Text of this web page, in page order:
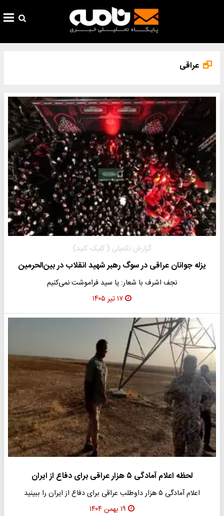
عراقی
گزارش تکمیلی ( کلیک کنید)
یزله جوانان عراقی در سوگ رهبر شهید انقلاب در بین‌الحرمین
نجف اشرف با شعار: یا سید فراموشت نمی‌کنیم
۱۷ تیر ۱۴۰۵
لحظه اعلام آمادگی ۵ هزار عراقی برای دفاع از ایران
اعلام آمادگی ۵ هزار داوطلب عراقی برای دفاع از ایران را ببینید
۱۹ بهمن ۱۴۰۴